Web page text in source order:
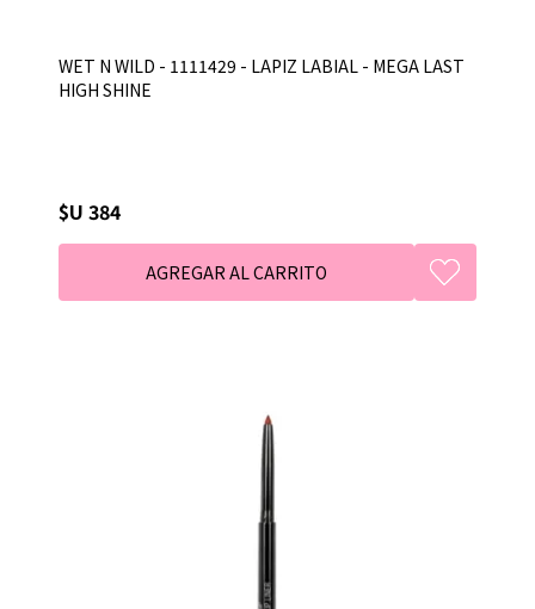
WET N WILD - 1111429 - LAPIZ LABIAL - MEGA LAST
HIGH SHINE
$U 384